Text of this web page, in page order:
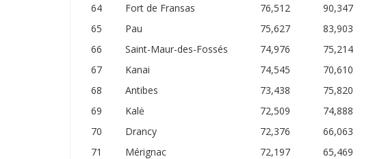
64
Fort de Fransas 76,512 90,347
65
Pau 75,627 83,903
66
Saint-Maur-des-Fossés 74,976 75,214
67
Kanai 74,545 70,610
68
Antibes 73,438 75,820
69
Kalė 72,509 74,888
70
Drancy 72,376 66,063
71
Mérignac 72,197 65,469